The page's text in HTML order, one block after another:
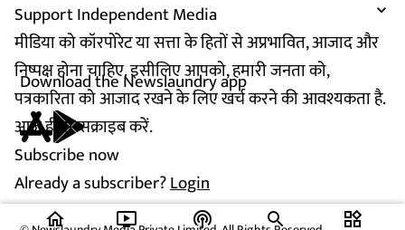
Support Independent Media
मीडिया को कॉरपोरेट या सत्ता के हितों से अप्रभावित, आजाद और
निष्पक्ष होना चाहिए. इसीलिए आपको, हमारी जनता को,
पत्रकारिता को आजाद रखने के लिए खर्च करने की आवश्यकता है.
आज ही सब्सक्राइब करें.
Subscribe now
Already a subscriber?Login
Download the Newslaundry app
home ondemand_video podcasts widgets